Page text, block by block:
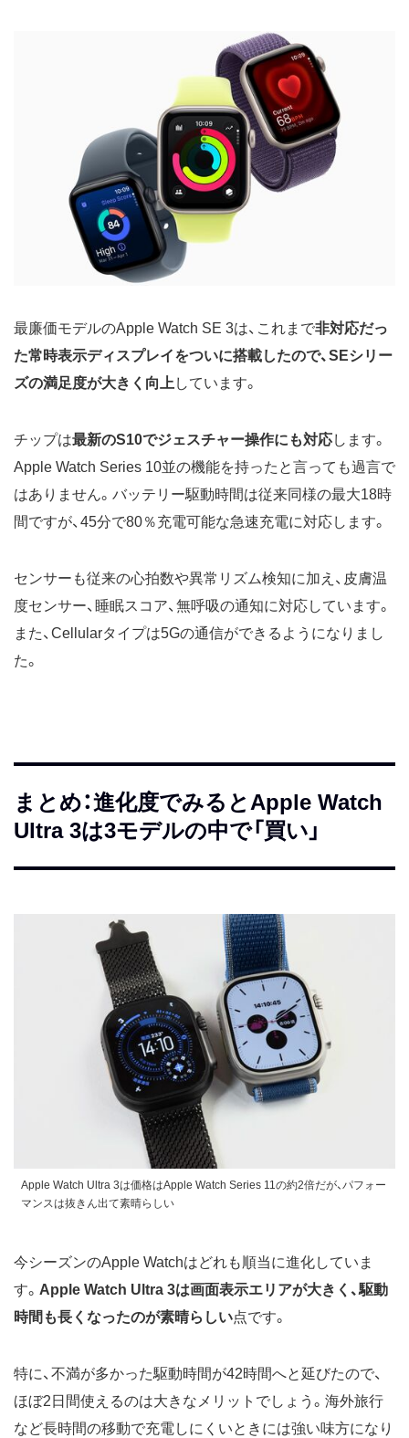
最廉価モデルのApple Watch SE 3は、これまで非対応だっ
た常時表示ディスプレイをついに搭載したので、SEシリー
ズの満足度が大きく向上 しています。
チップは最新のS10でジェスチャー操作にも対応します。
Apple Watch Series 10並の機能を持ったと言っても過言で
はありません。バッテリー駆動時間は従来同様の最大18時
間ですが、45分で80％充電可能な急速充電に対応します。
センサーも従来の心拍数や異常リズム検知に加え、皮膚温
度センサー、睡眠スコア、無呼吸の通知に対応しています。
また、Cellularタイプは5Gの通信ができるようになりまし
た。
まとめ：進化度でみるとApple Watch
Ultra 3は3モデルの中で「買い」
Apple Watch Ultra 3は価格はApple Watch Series 11の約2倍だが、パフォー
マンスは抜きん出て素晴らしい
今シーズンのApple Watchはどれも順当に進化していま
す。 Apple Watch Ultra 3は画面表示エリアが大きく、駆動
時間も長くなったのが素晴らしい点です。
特に、不満が多かった駆動時間が42時間へと延びたので、
ほぼ2日間使えるのは大きなメリットでしょう。海外旅行
など長時間の移動で充電しにくいときには強い味方になり